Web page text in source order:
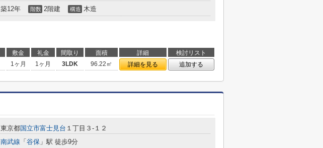
築12年 階数 2階建 構造 木造
敷金 礼金 間取り 面積 詳細
検討リスト
1ヶ月 1ヶ月 3LDK 96.22㎡ 詳細を見る 追加する
東京都国立市富士見台 １丁目３-１２
南武線 「 谷保 」駅 徒歩9分